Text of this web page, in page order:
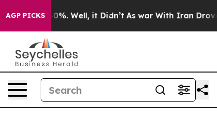
AGP PICKS40%. Well, it Didn’t As war With Iran Drove